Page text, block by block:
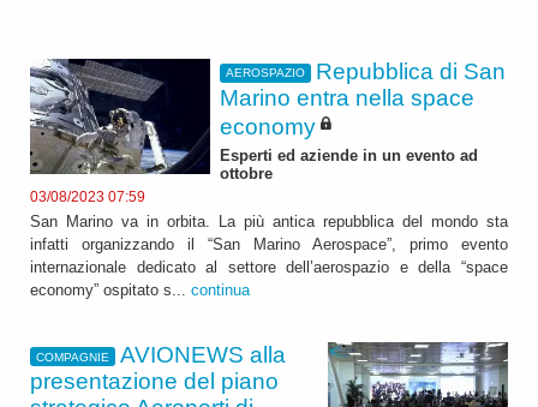
AEROSPAZIO
Repubblica di San
Marino entra nella space
economy
Esperti ed aziende in un evento ad
ottobre
03/08/2023 07:59
San Marino va in orbita. La più antica repubblica del mondo sta
infatti organizzando il “San Marino Aerospace”, primo evento
internazionale dedicato al settore dell’aerospazio e della “space
economy” ospitato s... continua
COMPAGNIE
AVIONEWS alla
presentazione del piano